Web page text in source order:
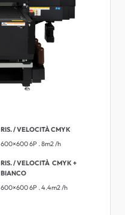
RIS. / VELOCITÀ CMYK
600×600 6P . 8m2 /h
RIS. / VELOCITÀ ​​CMYK +
BIANCO
600×600 6P . 4.4m2 /h